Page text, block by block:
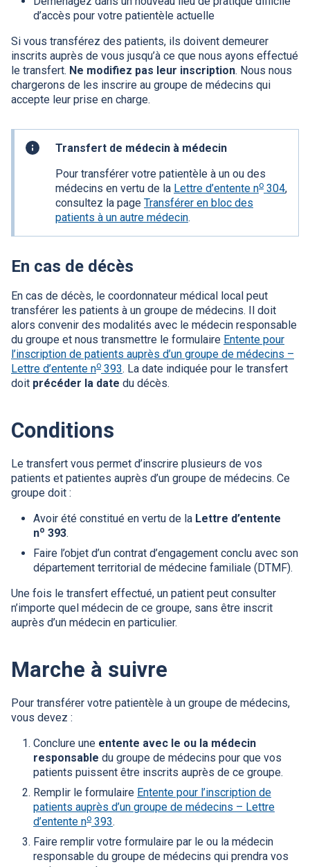
d’accès pour votre patientèle actuelle
Si vous transférez des patients, ils doivent demeurer
inscrits auprès de vous jusqu’à ce que nous ayons effectué
le transfert. Ne modifiez pas leur inscription. Nous nous
chargerons de les inscrire au groupe de médecins qui
accepte leur prise en charge.
Information
Transfert de médecin à médecin
Pour transférer votre patientèle à un ou des
médecins en vertu de la Lettre d’entente n­o 304,
consultez la page Transférer en bloc des
patients à un autre médecin.
En cas de décès
En cas de décès, le coordonnateur médical local peut
transférer les patients à un groupe de médecins. Il doit
alors convenir des modalités avec le médecin responsable
du groupe et nous transmettre le formulaire Entente pour
l’inscription de patients auprès d’un groupe de médecins –
Lettre d’entente no 393. La date indiquée pour le transfert
doit précéder la date du décès.
Conditions
Le transfert vous permet d’inscrire plusieurs de vos
patients et patientes auprès d’un groupe de médecins. Ce
groupe doit :
Avoir été constitué en vertu de la Lettre d’entente
no 393.
Faire l’objet d’un contrat d’engagement conclu avec son
département territorial de médecine familiale (DTMF).
Une fois le transfert effectué, un patient peut consulter
n’importe quel médecin de ce groupe, sans être inscrit
auprès d’un médecin en particulier.
Marche à suivre
Pour transférer votre patientèle à un groupe de médecins,
vous devez :
Conclure une entente avec le ou la médecin
responsable du groupe de médecins pour que vos
patients puissent être inscrits auprès de ce groupe.
Remplir le formulaire Entente pour l’inscription de
patients auprès d’un groupe de médecins – Lettre
d’entente no 393.
Faire remplir votre formulaire par le ou la médecin
responsable du groupe de médecins qui prendra vos